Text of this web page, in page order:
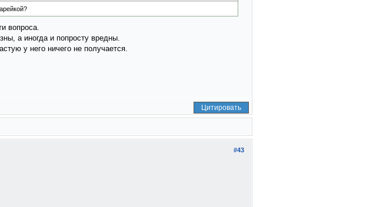
вопроса.
а иногда и попросту вредны.
у него ничего не получается.
Цитировать
#43